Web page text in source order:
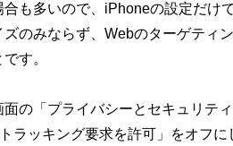
も多いので、iPhoneの設定だけ
ズのみならず、Webのターゲティ
す。
の「プライバシーとセキュリティ
ラッキング要求を許可」をオフ